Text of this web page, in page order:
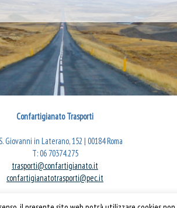
Confartigianato Trasporti
Giovanni in Laterano, 152 | 00184 Roma
T: 06 70374.275
trasporti@confartigianato.it
confartigianatotrasporti@pec.it